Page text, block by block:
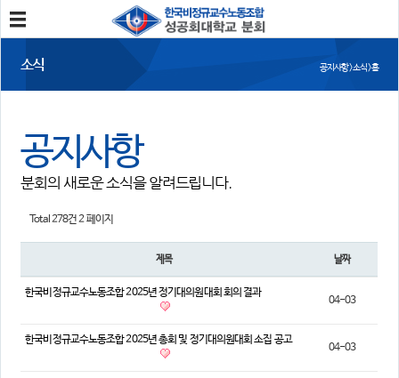
분회소개
소식
공지사항
조합활동
자유게시판 건의사항
소식 공지사항 > 소식 > 홈
공지사항
분회의 새로운 소식을 알려드립니다.
Total 278건2 페이지
제목 날짜
한국비정규교수노동조합 2025년 정기대의원대회 회의 결과
04-03
한국비정규교수노동조합 2025년 총회 및 정기대의원대회 소집 공고
04-03